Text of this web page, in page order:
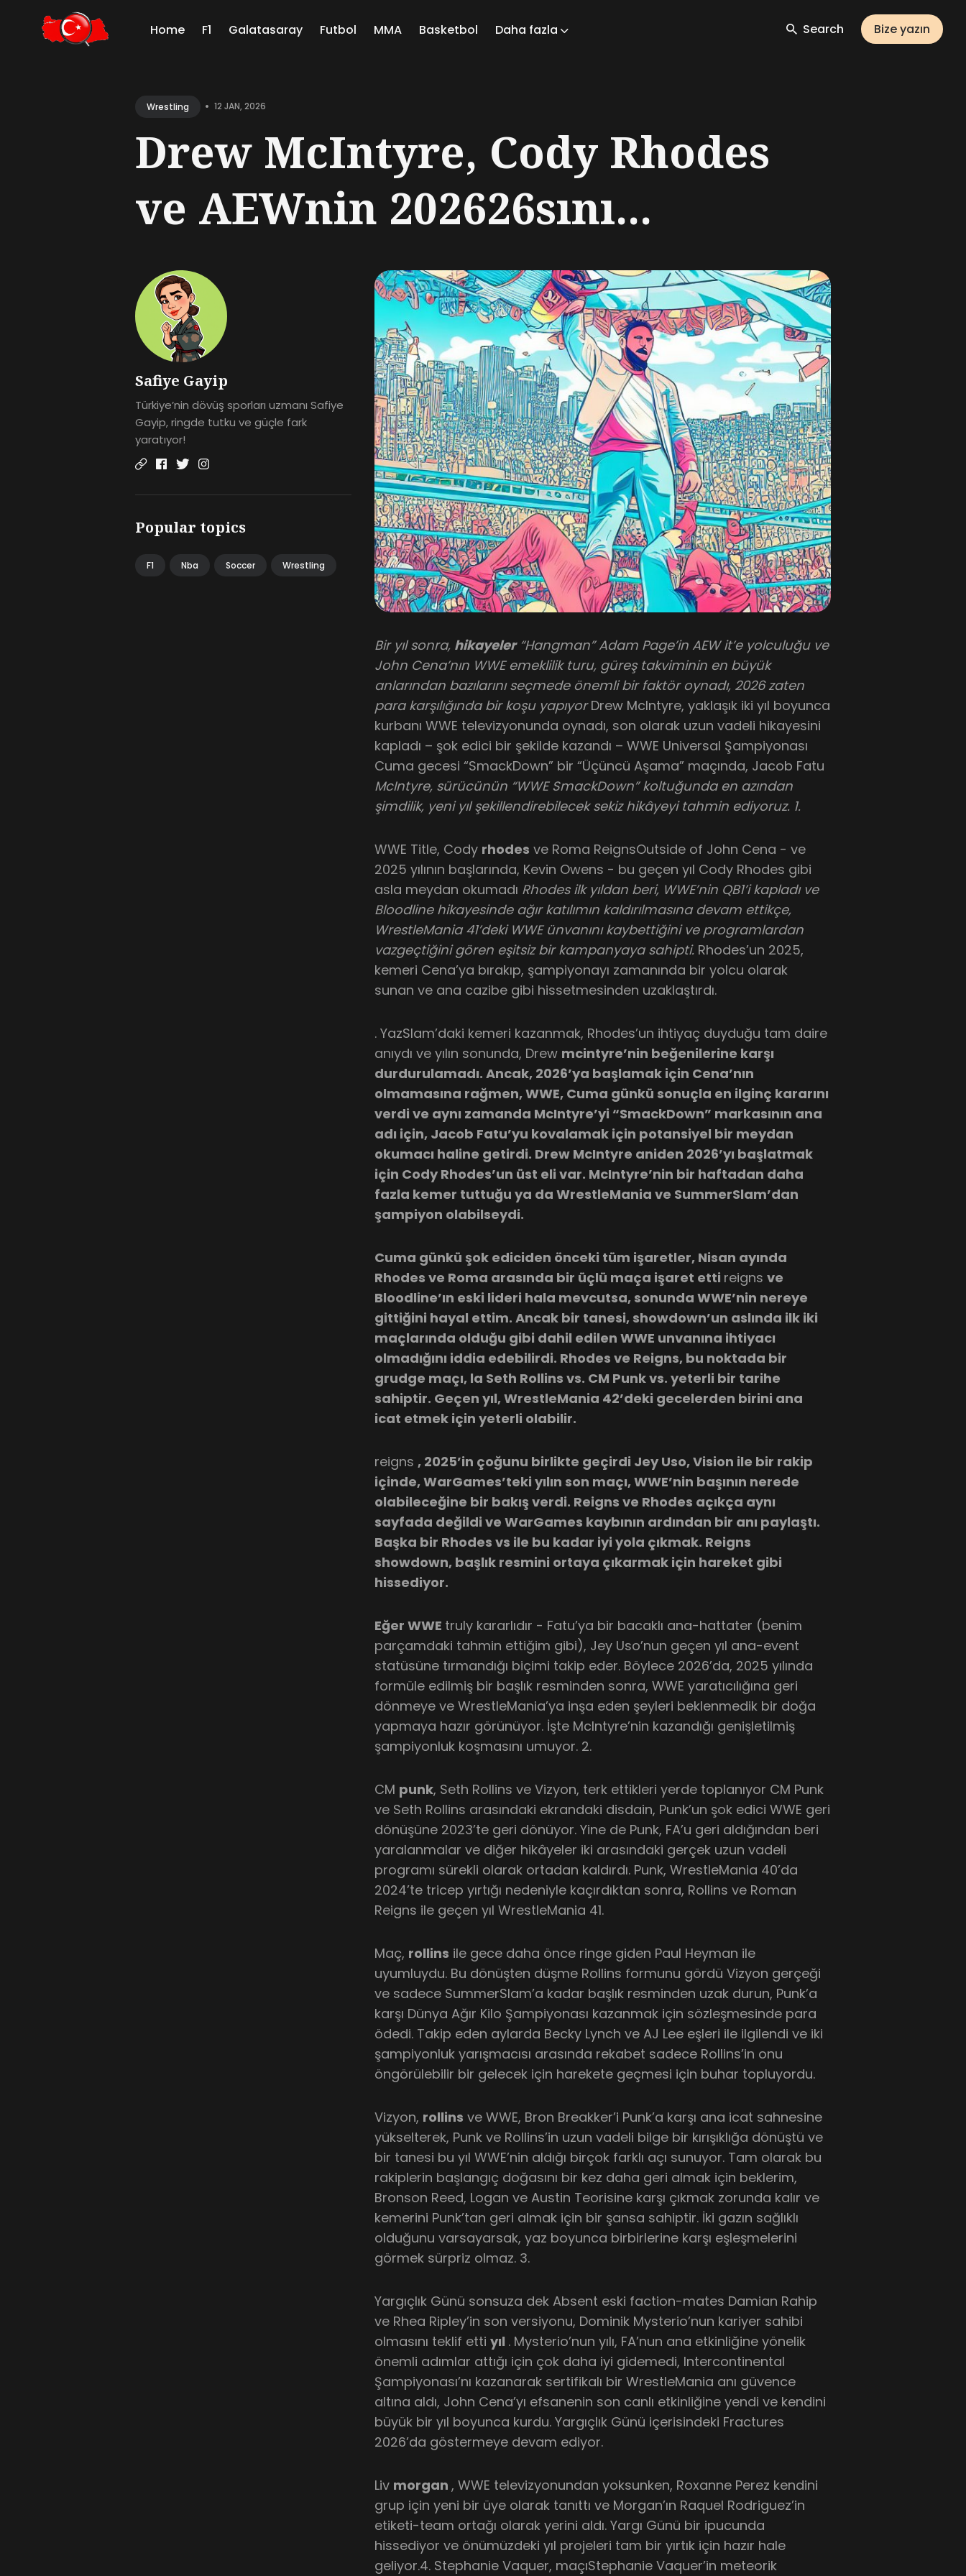
Home F1 Galatasaray Futbol MMA Basketbol Daha fazla Search Bize yazın
Wrestling • 12 JAN, 2026
Drew McIntyre, Cody Rhodes
ve AEWnin 202626sını...
Safiye Gayip
Türkiye’nin dövüş sporları uzmanı Safiye
Gayip, ringde tutku ve güçle fark
yaratıyor!
Popular topics
F1 Nba Soccer Wrestling
Bir yıl sonra, hikayeler“Hangman” Adam Page’in AEW it’e yolculuğu ve
John Cena’nın WWE emeklilik turu, güreş takviminin en büyük
anlarından bazılarını seçmede önemli bir faktör oynadı, 2026 zaten
para karşılığında bir koşu yapıyorDrew McIntyre, yaklaşık iki yıl boyunca
kurbanı WWE televizyonunda oynadı, son olarak uzun vadeli hikayesini
kapladı – şok edici bir şekilde kazandı – WWE Universal Şampiyonası
Cuma gecesi “SmackDown” bir “Üçüncü Aşama” maçında, Jacob Fatu
McIntyre, sürücünün “WWE SmackDown” koltuğunda en azından
şimdilik, yeni yıl şekillendirebilecek sekiz hikâyeyi tahmin ediyoruz. 1.
WWE Title, Cody rhodes ve Roma ReignsOutside of John Cena - ve
2025 yılının başlarında, Kevin Owens - bu geçen yıl Cody Rhodes gibi
asla meydan okumadı Rhodes ilk yıldan beri, WWE’nin QB1’i kapladı ve
Bloodline hikayesinde ağır katılımın kaldırılmasına devam ettikçe,
WrestleMania 41’deki WWE ünvanını kaybettiğini ve programlardan
vazgeçtiğini gören eşitsiz bir kampanyaya sahipti. Rhodes’un 2025,
kemeri Cena’ya bırakıp, şampiyonayı zamanında bir yolcu olarak
sunan ve ana cazibe gibi hissetmesinden uzaklaştırdı.
. YazSlam’daki kemeri kazanmak, Rhodes’un ihtiyaç duyduğu tam daire
anıydı ve yılın sonunda, Drew mcintyre’nin beğenilerine karşı
durdurulamadı. Ancak, 2026’ya başlamak için Cena’nın
olmamasına rağmen, WWE, Cuma günkü sonuçla en ilginç kararını
verdi ve aynı zamanda McIntyre’yi “SmackDown” markasının ana
adı için, Jacob Fatu’yu kovalamak için potansiyel bir meydan
okumacı haline getirdi. Drew McIntyre aniden 2026’yı başlatmak
için Cody Rhodes’un üst eli var. McIntyre’nin bir haftadan daha
fazla kemer tuttuğu ya da WrestleMania ve SummerSlam’dan
şampiyon olabilseydi.
Cuma günkü şok ediciden önceki tüm işaretler, Nisan ayında
Rhodes ve Roma arasında bir üçlü maça işaret etti reignsve
Bloodline’ın eski lideri hala mevcutsa, sonunda WWE’nin nereye
gittiğini hayal ettim. Ancak bir tanesi, showdown’un aslında ilk iki
maçlarında olduğu gibi dahil edilen WWE unvanına ihtiyacı
olmadığını iddia edebilirdi. Rhodes ve Reigns, bu noktada bir
grudge maçı, la Seth Rollins vs. CM Punk vs. yeterli bir tarihe
sahiptir. Geçen yıl, WrestleMania 42’deki gecelerden birini ana
icat etmek için yeterli olabilir.
reigns , 2025’in çoğunu birlikte geçirdi Jey Uso, Vision ile bir rakip
içinde, WarGames’teki yılın son maçı, WWE’nin başının nerede
olabileceğine bir bakış verdi. Reigns ve Rhodes açıkça aynı
sayfada değildi ve WarGames kaybının ardından bir anı paylaştı.
Başka bir Rhodes vs ile bu kadar iyi yola çıkmak. Reigns
showdown, başlık resmini ortaya çıkarmak için hareket gibi
hissediyor.
Eğer WWE truly kararlıdır - Fatu’ya bir bacaklı ana-hattater (benim
parçamdaki tahmin ettiğim gibi), Jey Uso’nun geçen yıl ana-event
statüsüne tırmandığı biçimi takip eder. Böylece 2026’da, 2025 yılında
formüle edilmiş bir başlık resminden sonra, WWE yaratıcılığına geri
dönmeye ve WrestleMania’ya inşa eden şeyleri beklenmedik bir doğa
yapmaya hazır görünüyor. İşte McIntyre’nin kazandığı genişletilmiş
şampiyonluk koşmasını umuyor. 2.
CM punk, Seth Rollins ve Vizyon, terk ettikleri yerde toplanıyor CM Punk
ve Seth Rollins arasındaki ekrandaki disdain, Punk’un şok edici WWE geri
dönüşüne 2023’te geri dönüyor. Yine de Punk, FA’u geri aldığından beri
yaralanmalar ve diğer hikâyeler iki arasındaki gerçek uzun vadeli
programı sürekli olarak ortadan kaldırdı. Punk, WrestleMania 40’da
2024’te tricep yırtığı nedeniyle kaçırdıktan sonra, Rollins ve Roman
Reigns ile geçen yıl WrestleMania 41.
Maç, rollins ile gece daha önce ringe giden Paul Heyman ile
uyumluydu. Bu dönüşten düşme Rollins formunu gördü Vizyon gerçeği
ve sadece SummerSlam’a kadar başlık resminden uzak durun, Punk’a
karşı Dünya Ağır Kilo Şampiyonası kazanmak için sözleşmesinde para
ödedi. Takip eden aylarda Becky Lynch ve AJ Lee eşleri ile ilgilendi ve iki
şampiyonluk yarışmacısı arasında rekabet sadece Rollins’in onu
öngörülebilir bir gelecek için harekete geçmesi için buhar topluyordu.
Vizyon, rollins ve WWE, Bron Breakker’i Punk’a karşı ana icat sahnesine
yükselterek, Punk ve Rollins’in uzun vadeli bilge bir kırışıklığa dönüştü ve
bir tanesi bu yıl WWE’nin aldığı birçok farklı açı sunuyor. Tam olarak bu
rakiplerin başlangıç doğasını bir kez daha geri almak için beklerim,
Bronson Reed, Logan ve Austin Teorisine karşı çıkmak zorunda kalır ve
kemerini Punk’tan geri almak için bir şansa sahiptir. İki gazın sağlıklı
olduğunu varsayarsak, yaz boyunca birbirlerine karşı eşleşmelerini
görmek sürpriz olmaz. 3.
Yargıçlık Günü sonsuza dek Absent eski faction-mates Damian Rahip
ve Rhea Ripley’in son versiyonu, Dominik Mysterio’nun kariyer sahibi
olmasını teklif ettiyıl . Mysterio’nun yılı, FA’nun ana etkinliğine yönelik
önemli adımlar attığı için çok daha iyi gidemedi, Intercontinental
Şampiyonası’nı kazanarak sertifikalı bir WrestleMania anı güvence
altına aldı, John Cena’yı efsanenin son canlı etkinliğine yendi ve kendini
büyük bir yıl boyunca kurdu. Yargıçlık Günü içerisindeki Fractures
2026’da göstermeye devam ediyor.
Liv morgan , WWE televizyonundan yoksunken, Roxanne Perez kendini
grup için yeni bir üye olarak tanıttı ve Morgan’ın Raquel Rodriguez’in
etiketi-team ortağı olarak yerini aldı. Yargı Günü bir ipucunda
hissediyor ve önümüzdeki yıl projeleri tam bir yırtık için hazır hale
geliyor.4. Stephanie Vaquer, maçıStephanie Vaquer’in meteorik